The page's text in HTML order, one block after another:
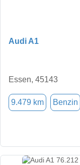
Audi A1
Essen, 45143
9.479 km Benzin